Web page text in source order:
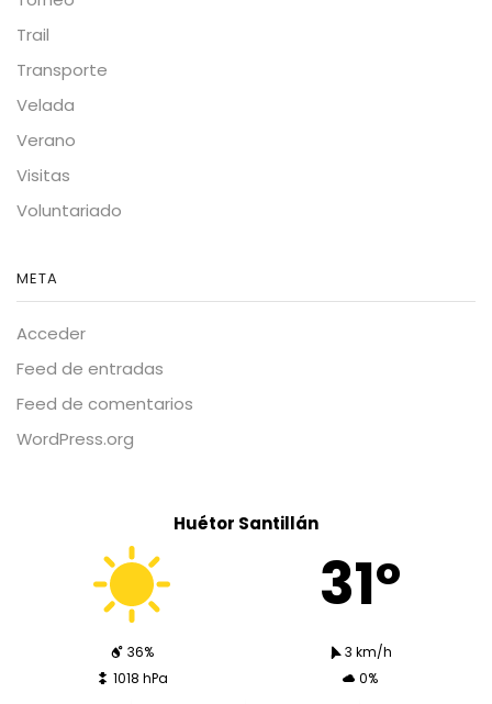
Trail
Transporte
Velada
Verano
Visitas
Voluntariado
META
Acceder
Feed de entradas
Feed de comentarios
WordPress.org
Huétor Santillán
31º
36%
3 km/h
1018 hPa
0%